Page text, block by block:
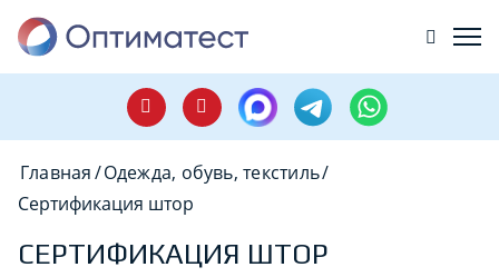
Главная/Одежда, обувь, текстиль/
Сертификация штор
СЕРТИФИКАЦИЯ ШТОР